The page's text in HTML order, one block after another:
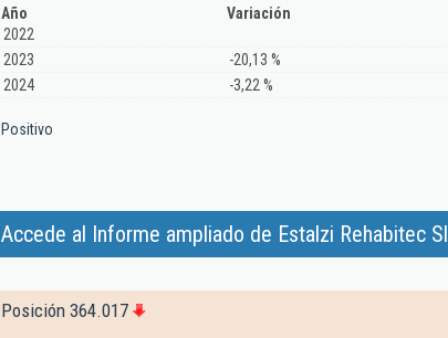
Año
Variación
2022
2023
-20,13 %
2024
-3,22 %
Positivo
Accede al Informe ampliado de Estalzi Rehabitec Sl
Posición 364.017